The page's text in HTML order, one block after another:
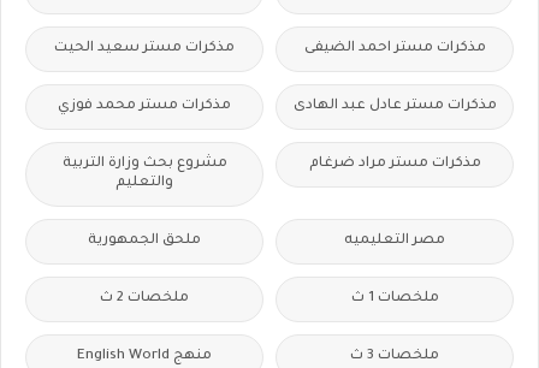
مذكرات مستر احمد الضيفى مذكرات مستر سعيد الحيت
مذكرات مستر عادل عبد الهادى مذكرات مستر محمد فوزي
مذكرات مستر مراد ضرغام
مشروع بحث وزارة التربية
والتعليم
مصر التعليميه ملحق الجمهورية
ملخصات 1 ث ملخصات 2 ث
ملخصات 3 ث منهج English World